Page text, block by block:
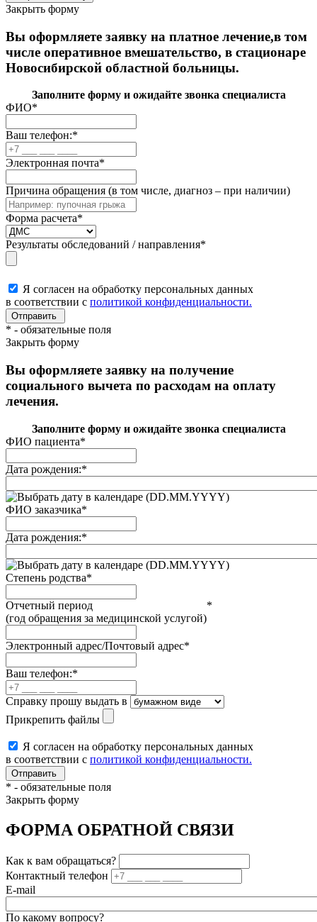
Закрыть форму
Вы оформляете заявку на платное лечение,в том
числе оперативное вмешательство, в стационаре
Новосибирской областной больницы.
Заполните форму и ожидайте звонка специалиста
ФИО*
Ваш телефон:*
Электронная почта*
Причина обращения (в том числе, диагноз – при наличии)
Форма расчета*
Результаты обследований / направления*
Я согласен на обработку персональных данных
в соответствии с политикой конфиденциальности.
* - обязательные поля
Закрыть форму
Вы оформляете заявку на получение
социального вычета по расходам на оплату
лечения.
Заполните форму и ожидайте звонка специалиста
ФИО пациента*
Дата рождения:*
(DD.MM.YYYY)
ФИО заказчика*
Дата рождения:*
(DD.MM.YYYY)
Степень родства*
Отчетный период
(год обращения за медицинской услугой)
*
Электронный адрес/Почтовый адрес*
Ваш телефон:*
Справку прошу выдать в
Прикрепить файлы
Я согласен на обработку персональных данных
в соответствии с политикой конфиденциальности.
* - обязательные поля
Закрыть форму
ФОРМА ОБРАТНОЙ СВЯЗИ
Как к вам обращаться?
Контактный телефон
E-mail
По какому вопросу?